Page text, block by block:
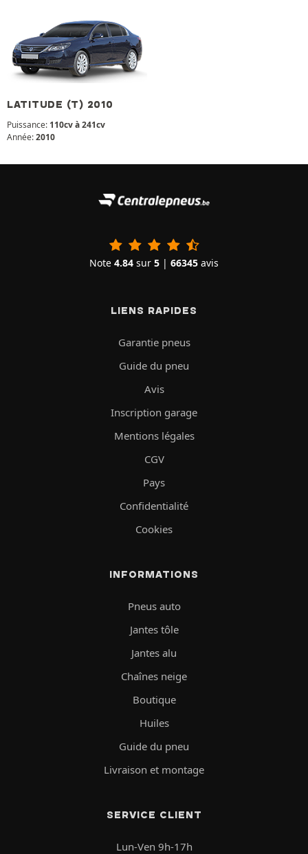
LATITUDE (T) 2010
Puissance: 110cv à 241cv
Année:2010
Note 4.84 sur 5 | 66345 avis
LIENS RAPIDES
Garantie pneus
Guide du pneu
Avis
Inscription garage
Mentions légales
CGV
Pays
Confidentialité
Cookies
INFORMATIONS
Pneus auto
Jantes tôle
Jantes alu
Chaînes neige
Boutique
Huiles
Guide du pneu
Livraison et montage
SERVICE CLIENT
Lun-Ven 9h-17h